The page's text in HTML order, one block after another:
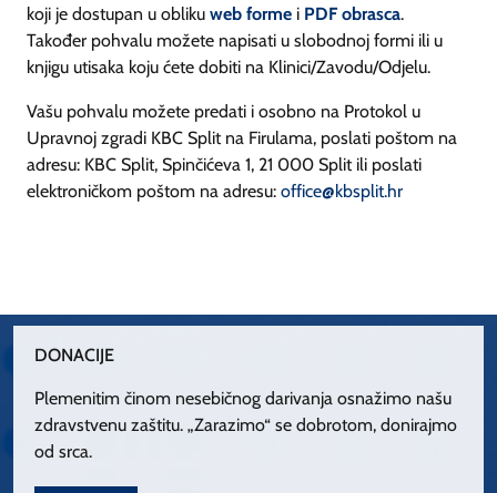
koji je dostupan u obliku web forme i PDF obrasca.
Također pohvalu možete napisati u slobodnoj formi ili u
knjigu utisaka koju ćete dobiti na Klinici/Zavodu/Odjelu.
Vašu pohvalu možete predati i osobno na Protokol u
Upravnoj zgradi KBC Split na Firulama, poslati poštom na
adresu: KBC Split, Spinčićeva 1, 21 000 Split ili poslati
elektroničkom poštom na adresu: office@kbsplit.hr
DONACIJE
Plemenitim činom nesebičnog darivanja osnažimo našu
zdravstvenu zaštitu. „Zarazimo“ se dobrotom, donirajmo
od srca.